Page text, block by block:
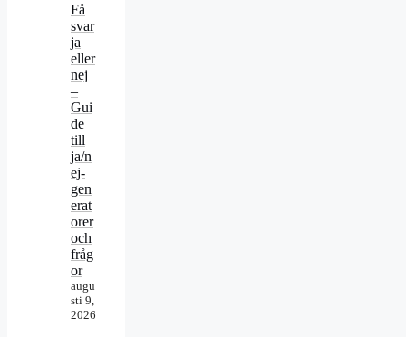
Få
svar
ja
eller
nej
–
Gui
de
till
ja/n
ej-
gen
erat
orer
och
fråg
or
augu
sti 9,
2026